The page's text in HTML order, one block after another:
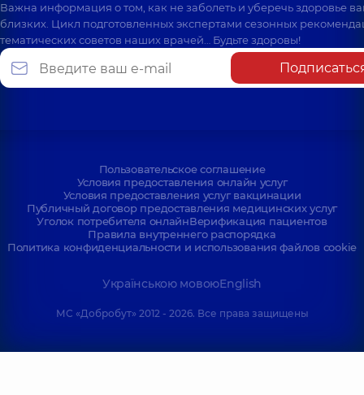
Важна информация о том, как не заболеть и уберечь здоровье
близких. Цикл подготовленных экспертами сезонных
тематических советов наших врачей… Будьте здоровы!
Пользовательское соглашение
Условия предоставления онлайн услуг
Условия предоставления услуг вакцинации
Публичный договор предоставления медицинских услуг
Уголок потребителя онлайнВерификация пациентов
Правила внутреннего распорядка
Политика конфиденциальности и использования файлов cookie
Українською мовоюEnglish
МС «Добробут» 2012 - 2026. Все права защищены